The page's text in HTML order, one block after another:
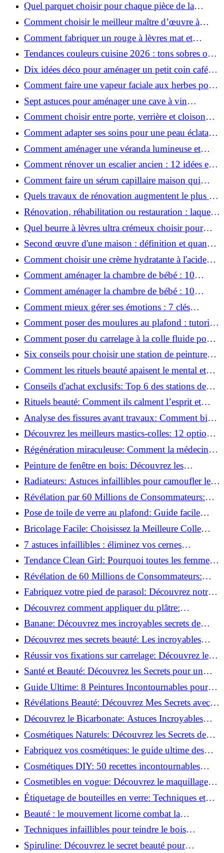
Quel parquet choisir pour chaque pièce de la
maison ?
Comment choisir le meilleur maître d’œuvre à
Grenoble en 2026 ?
Comment fabriquer un rouge à lèvres mat et
hydratant fait maison ?
Tendances couleurs cuisine 2026 : tons sobres ou
colorés, que choisir ?
Dix idées déco pour aménager un petit coin café
chez soi
Comment faire une vapeur faciale aux herbes pour
une peau plus saine et rajeunie ?
Sept astuces pour aménager une cave à vin
naturelle chez soi
Comment choisir entre porte, verrière et cloison
coulissante pour séparer vos pièces ?
Comment adapter ses soins pour une peau éclatante
en hiver ?
Comment aménager une véranda lumineuse et
conviviale : 12 idées déco
Comment rénover un escalier ancien : 12 idées et
astuces faciles pas à pas
Comment faire un sérum capillaire maison qui
stimule réellement la pousse des cheveux ?
Quels travaux de rénovation augmentent le plus la
valeur d'une maison pour la revente ?
Rénovation, réhabilitation ou restauration : laquelle
convient le mieux à mon logement ?
Quel beurre à lèvres ultra crémeux choisir pour
lèvres sèches et gercées?
Second œuvre d'une maison : définition et quand
le réaliser
Comment choisir une crème hydratante à l'acide
hyaluronique et niacinamide ?
Comment aménager la chambre de bébé : 10
conseils sécurité, déco et rangement
Comment aménager la chambre de bébé : 10
conseils sécurité, déco et rangement
Comment mieux gérer ses émotions : 7 clés
pratiques
Comment poser des moulures au plafond : tutoriel
vidéo pas à pas ?
Comment poser du carrelage à la colle fluide pour
un rendu professionnel ?
Six conseils pour choisir une station de peinture
basse pression
Comment les rituels beauté apaisent le mental et
créent des moments pour soi ?
Conseils d'achat exclusifs: Top 6 des stations de
peinture basse pression incontournables!
Rituels beauté: Comment ils calment l’esprit et
chouchoutent votre âme!
Analyse des fissures avant travaux: Comment bien
préparer vos surfaces!
Découvrez les meilleurs mastics-colles: 12 options
dès 6,70 €!
Régénération miraculeuse: Comment la médecine
régénérative peut restaurer votre confiance!
Peinture de fenêtre en bois: Découvrez les
techniques infaillibles pour un résultat parfait!
Radiateurs: Astuces infaillibles pour camoufler les
tuyaux apparents!
Révélation par 60 Millions de Consommateurs:
Découvrez le sérum anti-rides numéro un!
Pose de toile de verre au plafond: Guide facile
pour débutants!
Bricolage Facile: Choisissez la Meilleure Colle
pour Chaque Matériau!
7 astuces infaillibles : éliminez vos cernes
rapidement !
Tendance Clean Girl: Pourquoi toutes les femmes
l'adoptent?
Révélation de 60 Millions de Consommateurs:
Découvrez le meilleur fond de teint pour votre
peau!
Fabriquez votre pied de parasol: Découvrez notre
tutoriel facile !
Découvrez comment appliquer du plâtre:
Techniques pour un mur intérieur parfait!
Banane: Découvrez mes incroyables secrets de
beauté!
Découvrez mes secrets beauté: Les incroyables
vertus du curcuma!
Réussir vos fixations sur carrelage: Découvrez les
astuces infaillibles !
Santé et Beauté: Découvrez les Secrets pour un
Bien-être Optimal!
Guide Ultime: 8 Peintures Incontournables pour
Bois Extérieurs!
Révélations Beauté: Découvrez Mes Secrets avec le
Thé Vert Matcha!
Découvrez le Bicarbonate: Astuces Incroyables
pour Votre Quotidien!
Cosmétiques Naturels: Découvrez les Secrets de
Beauté Éco-responsables!
Fabriquez vos cosmétiques: le guide ultime des
produits de beauté maison!
Cosmétiques DIY: 50 recettes incontournables
pour sublimer votre beauté naturelle!
Cosmetibles en vogue: Découvrez le maquillage
100% comestible!
Étiquetage de bouteilles en verre: Techniques et
astuces incontournables!
Beauté : le mouvement licorne combat la
surconsommation !
Techniques infaillibles pour teindre le bois
naturellement: Découvrez comment!
Spiruline: Découvrez le secret beauté pour